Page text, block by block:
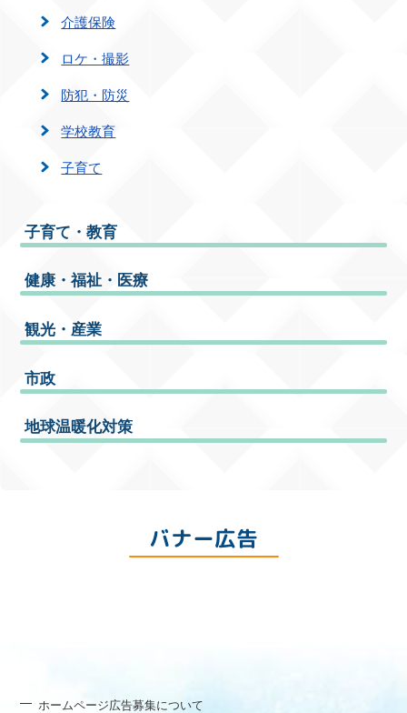
介護保険
ロケ・撮影
防犯・防災
学校教育
子育て
子育て・教育
健康・福祉・医療
観光・産業
市政
地球温暖化対策
バナー広告
ホームページ広告募集について